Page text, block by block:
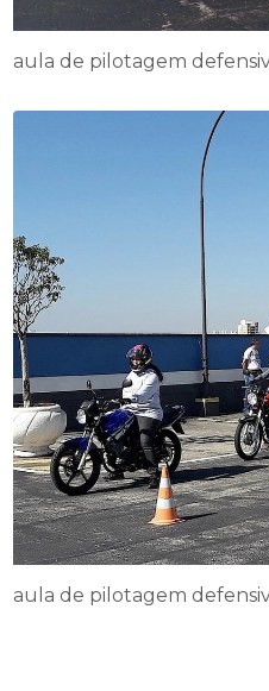
aula de pilotagem
aula de pilotagem